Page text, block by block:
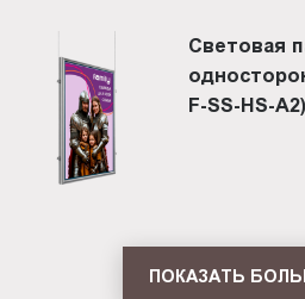
Световая
F-SS-HS-A2)
ПОКАЗАТЬ